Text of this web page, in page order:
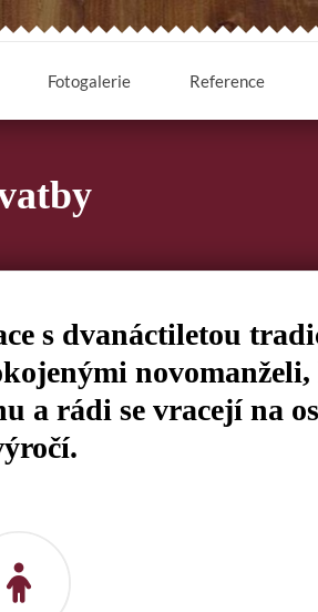
Fotogalerie Reference
s dvanáctiletou
a rádi se vracejí na